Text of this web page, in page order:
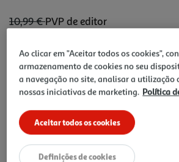
10,99 €PVP de editor
9,89 €
Notas de preparação
Ao clicar em "Aceitar todos os cookies",
armazenamento de cookies no seu
a navegação no site, analisar a utilização
nossas iniciativas de marketing. Política
Aceitar todos os cookies
Definições de cookies